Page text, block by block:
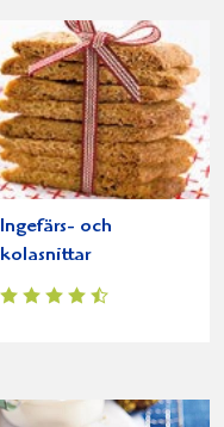
Ingefärs- och
kolasnittar